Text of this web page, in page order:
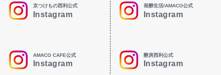
京つけもの西利公式
Instagram
発酵生活/AMACO公式
Instagram
AMACO CAFE公式
Instagram
酵房西利公式
Instagram